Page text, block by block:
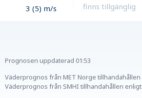
3 (5) m/s
finns tillgänglig
Prognosen uppdaterad 01:53
Väderprognos från MET Norge tillhandahållen
Väderprognos från SMHI tillhandahållen enligt